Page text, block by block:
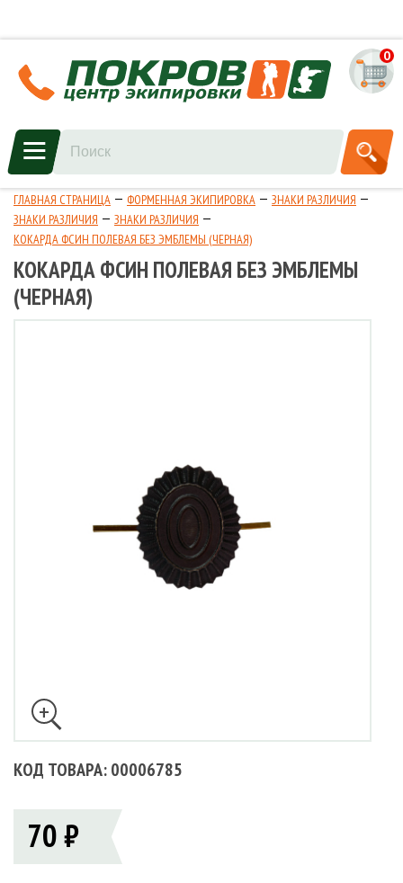
0
ГЛАВНАЯ СТРАНИЦА ФОРМЕННАЯ ЭКИПИРОВКА
ЗНАКИ РАЗЛИЧИЯ
ЗНАКИ РАЗЛИЧИЯ
ЗНАКИ РАЗЛИЧИЯ
КОКАРДА ФСИН ПОЛЕВАЯ БЕЗ ЭМБЛЕМЫ (ЧЕРНАЯ)
КОКАРДА ФСИН ПОЛЕВАЯ БЕЗ ЭМБЛЕМЫ
(ЧЕРНАЯ)
КОД ТОВАРА: 00006785
70 ₽